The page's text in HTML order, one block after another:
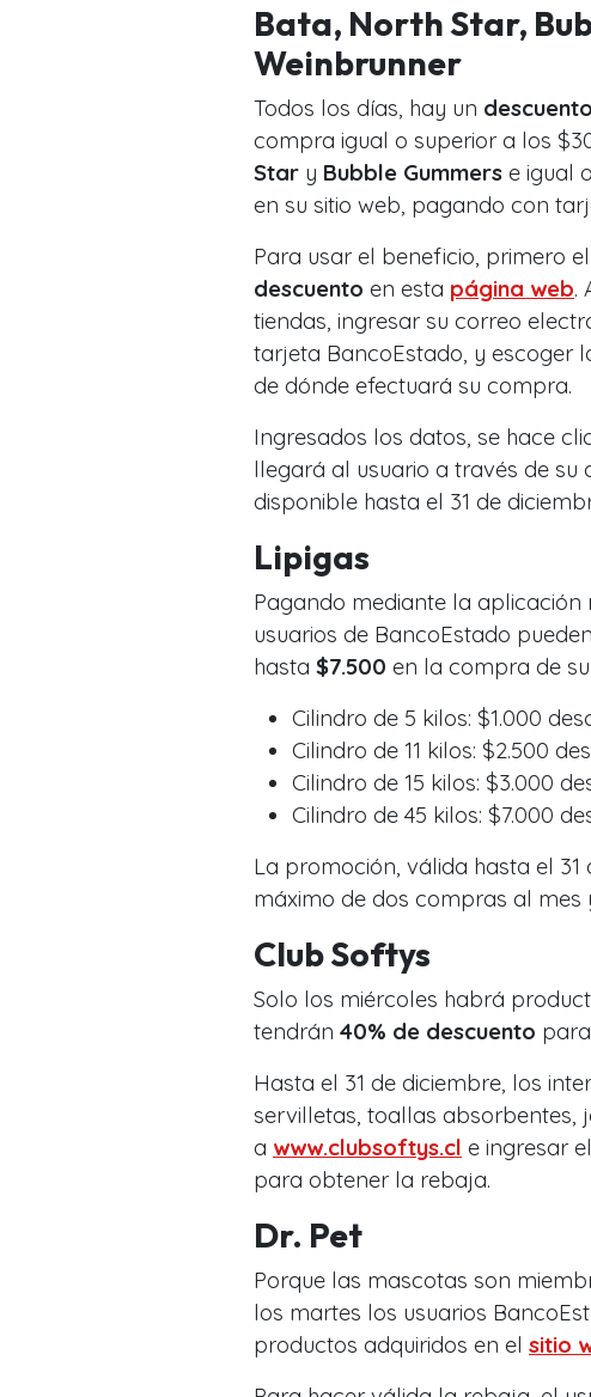
Bata, North Star,
Weinbrunner
Todos los días, hay un
compra igual o superior a los
Star y Bubble Gummers e igual
en su sitio web, pagando con
Para usar el beneficio, primero
descuento en esta página web.
tiendas, ingresar su correo
tarjeta BancoEstado, y escoger
de dónde efectuará su compra.
Ingresados los datos, se hace
llegará al usuario a través de
disponible hasta el 31 de
Lipigas
Pagando mediante la aplicación
usuarios de BancoEstado
hasta $7.500 en la compra de
Cilindro de 5 kilos: $1.000
Cilindro de 11 kilos: $2.500
Cilindro de 15 kilos: $3.000
Cilindro de 45 kilos: $7.000
La promoción, válida hasta el
máximo de dos compras al
Club Softys
Solo los miércoles habrá
tendrán 40% de descuento
Hasta el 31 de diciembre, los
servilletas, toallas absorbentes,
a www.clubsoftys.cl e ingresar
para obtener la rebaja.
Dr. Pet
Porque las mascotas son
los martes los usuarios
productos adquiridos en el sitio